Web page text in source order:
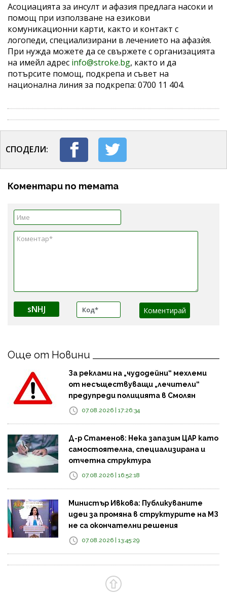
Асоциацията за инсулт и афазия предлага насоки и
помощ при използване на езикови
комуникационни карти, както и контакт с
логопеди, специализирани в лечението на афазѝя.
При нужда можете да се свържете с организацията
на имейл адрес info@stroke.bg, както и да
потърсите помощ, подкрепа и съвет на
национална линия за подкрепа: 0700 11 404.
СПОДЕЛИ:
Коментари по темата
sNHJ
Още от Новини
За реклами на „чудодейни“ мехлеми
от несъществуващи „лечители“
предупреди полицията в Смолян
07.08.2026 | 17:26:34
Д-р Стаменов: Нека запазим ЦАР като
самостоятелна, специализирана и
отчетна структура
07.08.2026 | 16:52:18
Министър Ивкова: Публикуваните
идеи за промяна в структурите на МЗ
не са окончателни решения
07.08.2026 | 13:45:29